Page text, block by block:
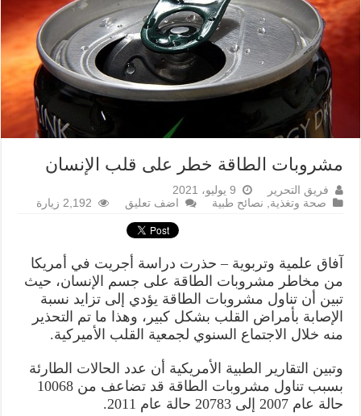
مشروبات الطاقة خطر على قلب الإنسان
فريق التحرير
9 يوليو، 2021
صحة وتغذية, نصائح طبية اضف تعليق 2,192 زيارة
آفاق علمية وتربوية – حذرت دراسة أجريت في أمريكا
من مخاطر مشروبات الطاقة على جسم الإنسان، حيث
تبين أن تناول مشروبات الطاقة يؤدي إلى تزايد نسبة
الإصابة بأمراض القلب بشكل كبير، وهذا ما تم التحذير
منه خلال الاجتماع السنوي لجمعية القلب الأميركية.
وتبين التقارير الطبية الأمريكية أن عدد الحالات الطارئة
بسبب تناول مشروبات الطاقة قد تضاعف من 10068
حالة عام 2007 إلى 20783 حالة عام 2011.